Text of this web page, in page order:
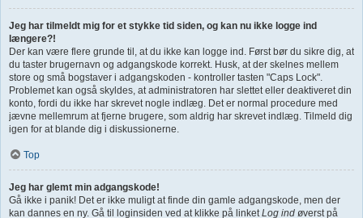
Jeg har tilmeldt mig for et stykke tid siden, og kan nu ikke logge ind
længere?!
Der kan være flere grunde til, at du ikke kan logge ind. Først bør du sikre dig, at
du taster brugernavn og adgangskode korrekt. Husk, at der skelnes mellem
store og små bogstaver i adgangskoden - kontroller tasten "Caps Lock".
Problemet kan også skyldes, at administratoren har slettet eller deaktiveret din
konto, fordi du ikke har skrevet nogle indlæg. Det er normal procedure med
jævne mellemrum at fjerne brugere, som aldrig har skrevet indlæg. Tilmeld dig
igen for at blande dig i diskussionerne.
Top
Jeg har glemt min adgangskode!
Gå ikke i panik! Det er ikke muligt at finde din gamle adgangskode, men der
kan dannes en ny. Gå til loginsiden ved at klikke på linketLog ind øverst på